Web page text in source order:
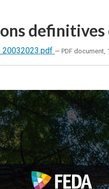
definitives
20032023.pdf — PDF document,